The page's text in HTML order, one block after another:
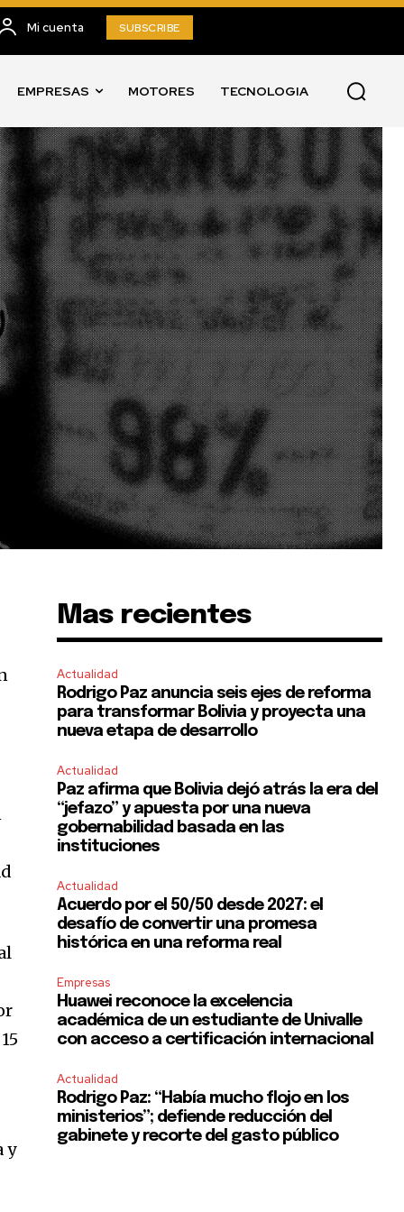
Mi cuenta SUBSCRIBE
EMPRESAS MOTORES TECNOLOGIA
y
Mas recientes
Actualidad
Rodrigo Paz anuncia seis ejes de reforma
para transformar Bolivia y proyecta una
nueva etapa de desarrollo
Actualidad
Paz afirma que Bolivia dejó atrás la era del
“jefazo” y apuesta por una nueva
gobernabilidad basada en las
instituciones
Actualidad
Acuerdo por el 50/50 desde 2027: el
desafío de convertir una promesa
histórica en una reforma real
Empresas
Huawei reconoce la excelencia
académica de un estudiante de Univalle
con acceso a certificación internacional
Actualidad
Rodrigo Paz: “Había mucho flojo en los
ministerios”; defiende reducción del
gabinete y recorte del gasto público